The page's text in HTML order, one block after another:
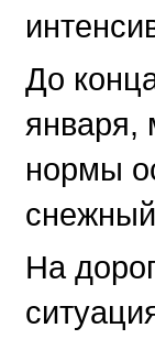
До
января,
нормы
На